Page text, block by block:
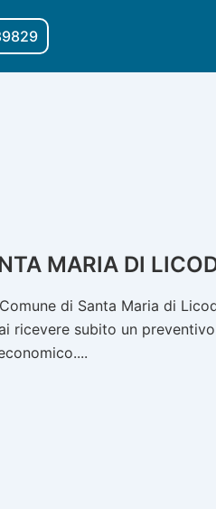
MARIA DI
di Santa Maria di
ricevere subito un